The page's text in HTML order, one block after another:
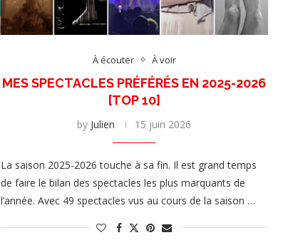
À écouter À voir
MES SPECTACLES PRÉFÉRÉS EN 2025-2026
[TOP 10]
by Julien 15 juin 2026
La saison 2025-2026 touche à sa fin. Il est grand temps
de faire le bilan des spectacles les plus marquants de
l’année. Avec 49 spectacles vus au cours de la saison …